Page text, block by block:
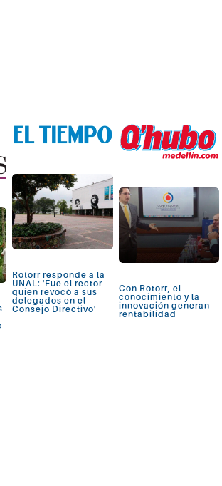
Rotorr responde a la
UNAL: 'Fue el rector
quien revocó a sus
delegados en el
Consejo Directivo'
Con Rotorr, el
conocimiento y la
innovación generan
rentabilidad